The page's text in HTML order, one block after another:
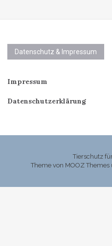
Datenschutz & Impressum
Impressum
Datenschutzerklärung
Tierschutz
Theme von MOOZ Themes